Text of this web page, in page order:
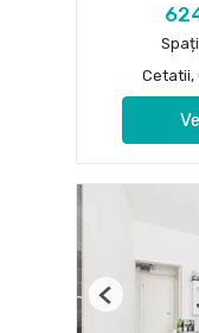
Cetatii,
Previous